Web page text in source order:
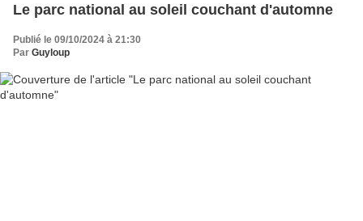
Le parc national au soleil couchant d'automne
Publié le 09/10/2024 à 21:30
Par Guyloup